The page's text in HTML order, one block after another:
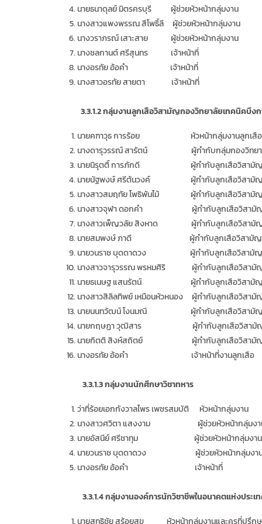
นายธนาดุลย์ มิตรครบุรี ผู้ช่วยหัวหน้ากลุ่มงาน
นางสาวแพงพรรณ สีโพธิ์ลี ผู้ช่วยหัวหน้ากลุ่มงาน
นางวราภรณ์ เสาะสาย ผู้ช่วยหัวหน้ากลุ่มงาน
นางชลกานต์ ศรีสุนทร เจ้าหน้าที่
นางอรทัย อ้อคำ เจ้าหน้าที่
นางสาวอรทัย สายตา เจ้าหน้าที่
3.3.1.2กลุ่มงานลูกเสือวิสามัญกองวิทยาลัยเทคนิคบึง
นายคฑาวุธ การร้อย หัวหน้ากลุ่มงานลูกเสือ
นางดารุวรรณ์ สารัตน์ ผู้กำกับกลุ่มกองวิทยา
นายนิรุตติ์ การภักดี ผู้กำกับลูกเสือวิสามัญ
นายนัฐพงษ์ ศรีต้นวงค์ ผู้กำกับลูกเสือวิสามัญ
นางสาวสมฤทัย โพธิพันไม้ ผู้กำกับลูกเสือวิสามัญ
นางสาวจุฬา ดอกคำ ผู้กำกับลูกเสือวิสามั
นางสาวเพ็ญวลัย สิงหาด ผู้กำกับลูกเสือวิสามั
นายสมพงษ์ ภาดี ผู้กำกับลูกเสือวิสามัญ
นายวนราช บุดดาดวง ผู้กำกับลูกเสือวิสามัญ
นางสาวจารุวรรณ พรหมศิริ ผู้กำกับลูกเสือวิสามั
นายธเนษฐ แสนรัตน์ ผู้กำกับลูกเสือวิสามัญ
นางสาวสิลิลทิพย์ เหมือนหัวหนอง ผู้กำกับลูกเสือวิสามั
นายนนทวัฒน์ โงนมณี ผู้กำกับลูกเสือวิสามัญ
นายกฤษฏา วุฒิสาร ผู้กำกับลูกเสือวิสามั
นายกิตติ สิงห์สถิตย์ ผู้กำกับลูกเสือวิสามั
นางอรทัย อ้อคำ เจ้าหน้าที่งานลูกเสือ
3.3.1.3กลุ่มงานนักศึกษาวิชาทหาร
ว่าที่ร้อยเอกกังวาลไพร เพชรสมบัติ หัวหน้ากลุ่มงาน
นางสาวศวิตา แสงงาม ผู้ช่วยหัวหน้ากลุ่มงา
นายอัสนีย์ ศรีชาทุม ผู้ช่วยหัวหน้ากลุ่มงาน
นายวนราช บุดดาดวง ผู้ช่วยหัวหน้ากลุ่มงา
นางอรทัย อ้อคำ เจ้าหน้าที่
3.3.1.4 กลุ่มงานองค์การนักวิชาชีพในอนาคตแห่งประเ
นายสุทธิชัย สร้อยสุข หัวหน้ากลุ่มงานและครูที่ปรึกษา